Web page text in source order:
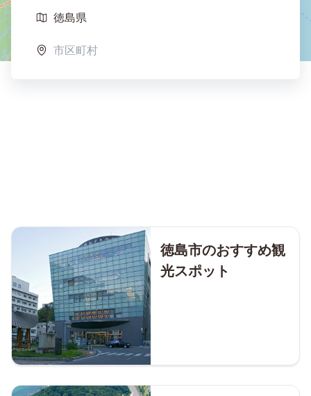
徳島市のおすすめ観
光スポット